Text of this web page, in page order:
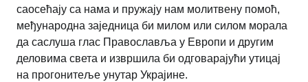
саосећају са нама и пружају нам молитвену помоћ,
међународна заједница би милом или силом морала
да саслуша глас Православља у Европи и другим
деловима света и извршила би одговарајући утицај
на прогонитеље унутар Украјине.